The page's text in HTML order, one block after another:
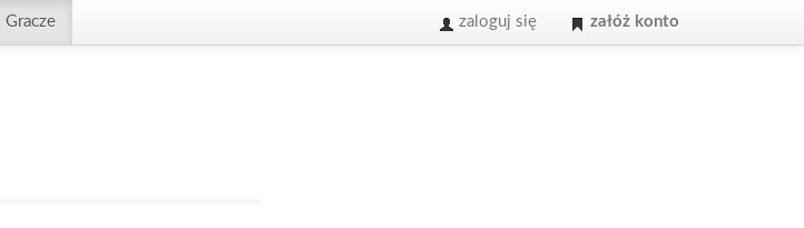
Gracze zaloguj się załóż konto